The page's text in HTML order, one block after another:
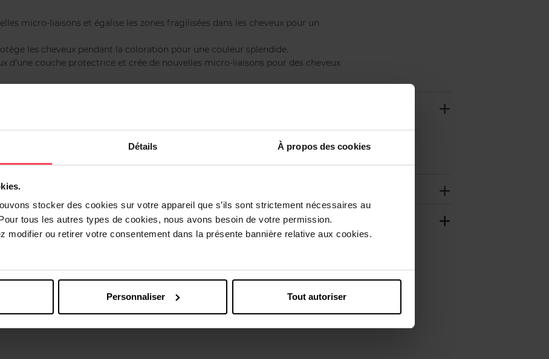
Détails À propos des cookies
stocker des cookies sur votre appareil que s’ils sont strictement nécessaires au
tous les autres types de cookies, nous avons besoin de votre permission.
modifier ou retirer votre consentement dans la présente bannière relative aux cookies.
Personnaliser Tout autoriser
micro-liaisons et égalise les zones fragilisées dans les cheveux pour un
les cheveux pendant la coloration pour une couleur splendide.
d’une couche protectrice et crée de nouvelles micro-liaisons pour des cheveux
Effectuez toujours un test d'alerte d'allergie 48h avant l'application. Si vous
la plus claire des deux. Le résultat dépend de votre couleur naturelle. Pour les
d'utiliser deux emballages.
Vous aimerez peut-être